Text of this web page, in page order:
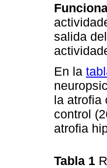
salida
En la
la atrofia
control
atrofia
Tabla 1